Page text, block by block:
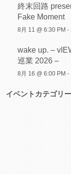
終末回路
Fake Moment
8月 11 @ 6:30 PM -
wake up. –
巡業 2026 –
8月 16 @ 6:00 PM -
イベントカテゴリ